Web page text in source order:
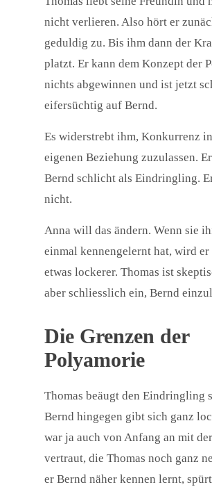
nicht verlieren. Also hört er
geduldig zu. Bis ihm dann der
platzt. Er kann dem Konzept der
nichts abgewinnen und ist jetzt
eifersüchtig auf Bernd.
Es widerstrebt ihm, Konkurrenz
eigenen Beziehung zuzulassen.
Bernd schlicht als Eindringling.
nicht.
Anna will das ändern. Wenn sie
einmal kennengelernt hat, wird er
etwas lockerer. Thomas ist
aber schliesslich ein, Bernd
Die Grenzen der
Polyamorie
Thomas beäugt den Eindringling
Bernd hingegen gibt sich ganz
war ja auch von Anfang an mit
vertraut, die Thomas noch ganz
er Bernd näher kennen lernt,